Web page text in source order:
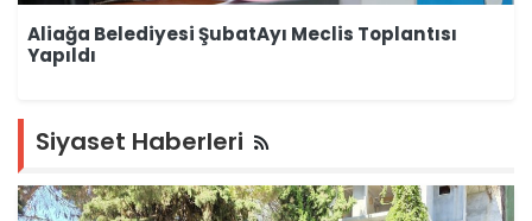
Aliağa Belediyesi ŞubatAyı Meclis Toplantısı
Yapıldı
Siyaset Haberleri